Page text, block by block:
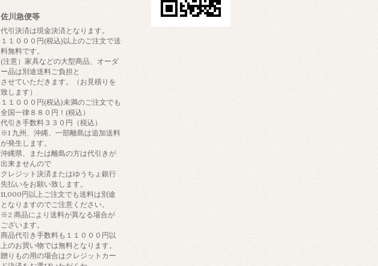
佐川急便等
代引決済は現金決済となります。
１１０００円(税込)以上のご注文で送
料無料です。
(注意）家具などの大型商品、オーダ
ー品は別途送料ご負担と
させていただきます。（お見積りを
致します）
１１０００円(税込)未満のご注文でも
全国一律８８０円！(税込）
代引き手数料３３０円（税込）
※1 九州、沖縄、一部離島は追加送料
が発生します。
沖縄県、または離島の方は代引きが
出来ませんので
クレジット決済またはゆうちょ銀行
先払いをお願い致します。
11,000円以上ご注文でも送料は別途
となりますのでご注意ください。
※2 商品により送料が異なる場合が
ございます。
商品代引き手数料も１１０００円以
上のお買い物では無料となります。
贈りもの用の場合はクレジットカー